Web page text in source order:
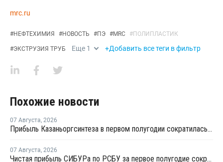
mrc.ru
#НЕФТЕХИМИЯ #НОВОСТЬ #ПЭ #MRC #ПОЛИПЛАСТИК
#ЭКСТРУЗИЯ ТРУБ Еще 1 +Добавить все теги в фильтр
Похожие новости
07 Августа, 2026
Прибыль Казаньоргсинтеза в первом полугодии сократилась более чем в 2 раза
07 Августа, 2026
Чистая прибыль СИБУРа по РСБУ за первое полугодие сократилась в 3,6 раза